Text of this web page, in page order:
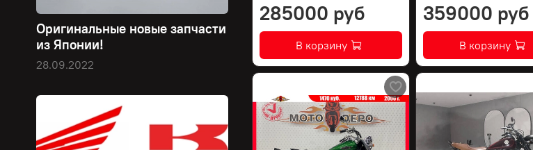
285000 руб
В корзину
359000 руб
В корзину
Оригинальные новые запчасти
из Японии!
28.09.2022